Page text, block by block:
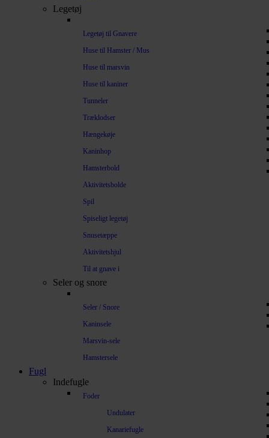
Legetøj
Legetøj til Gnavere
Huse til Hamster / Mus
Huse til marsvin
Huse til kaniner
Tunneler
Træklodser
Hængekøje
Kaninhop
Hamsterbold
Aktivitetsbolde
Spil
Spiseligt legetøj
Snusetæppe
Aktivitetshjul
Til at gnave i
Seler og snore
Seler / Snore
Kaninsele
Marsvin-sele
Hamstersele
Fugl
Indefugle
Foder
Undulater
Kanariefugle